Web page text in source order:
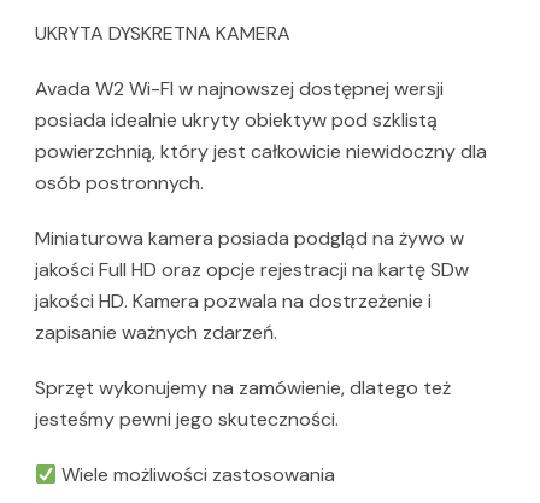
UKRYTA DYSKRETNA KAMERA
Avada W2 Wi-FI w najnowszej dostępnej wersji
posiada idealnie ukryty obiektyw pod szklistą
powierzchnią, który jest całkowicie niewidoczny dla
osób postronnych.
Miniaturowa kamera posiada podgląd na żywo w
jakości Full HD oraz opcje rejestracji na kartę SDw
jakości HD. Kamera pozwala na dostrzeżenie i
zapisanie ważnych zdarzeń.
Sprzęt wykonujemy na zamówienie, dlatego też
jesteśmy pewni jego skuteczności.
Wiele możliwości zastosowania